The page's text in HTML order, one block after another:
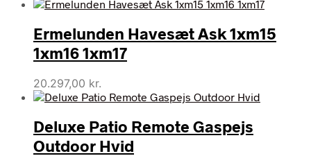
Ermelunden Havesæt Ask 1xm15
1xm16 1xm17
20.297,00 kr.
Deluxe Patio Remote Gaspejs
Outdoor Hvid